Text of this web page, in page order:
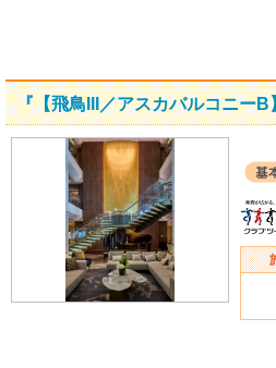
『【飛鳥III／アスカバルコニー